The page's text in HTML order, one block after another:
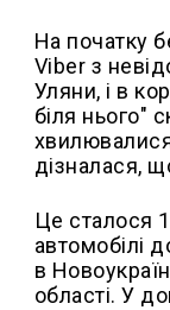
На початку
Viber з
Уляни, і в
біля нього"
дізналася,
Це сталося
автомобілі
в
області. У